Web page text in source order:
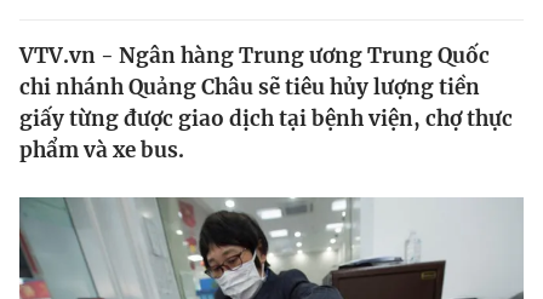
Thế giới
Tin tức
Thế giới đó đây
Câu chuyện quốc tế
Tài chính
Thị trường
Dữ liệu và đời sống
VTV.vn - Ngân hàng Trung ương Trung Quốc
chi nhánh Quảng Châu sẽ tiêu hủy lượng tiền
giấy từng được giao dịch tại bệnh viện, chợ thực
phẩm và xe bus.